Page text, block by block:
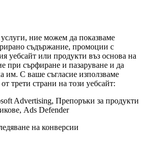
ние можем да показваме
съдържание, промоции с
уебсайт или продукти въз основа на
при сърфиране и пазаруване и да
им. С ваше съгласие използваме
трети страни на този уебсайт:
Advertising, Препоръки за продукти
Ads Defender
на конверсии